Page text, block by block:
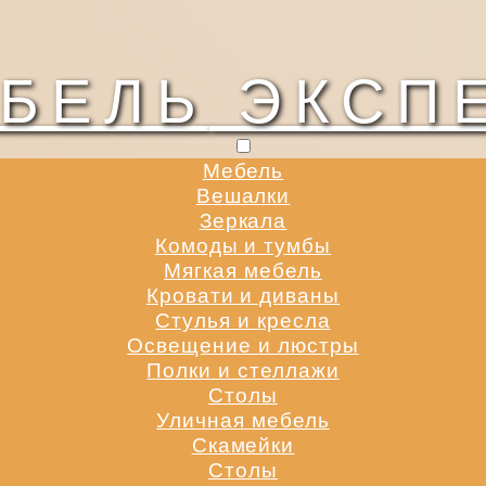
Мебель
Вешалки
Зеркала
Комоды и тумбы
Мягкая мебель
Кровати и диваны
Стулья и кресла
Освещение и люстры
Полки и стеллажи
Столы
Уличная мебель
Скамейки
Столы